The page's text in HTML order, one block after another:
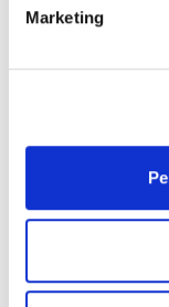
Marketing
presupuestario destinado
sistemáticamente en
tareas y que se
En este sentido hay que
Entre esas